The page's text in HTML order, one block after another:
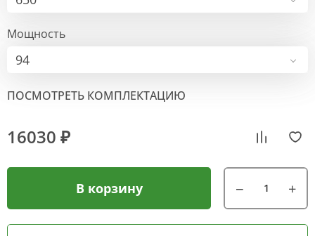
Мощность
94
ПОСМОТРЕТЬ КОМПЛЕКТАЦИЮ
16030 ₽
В корзину